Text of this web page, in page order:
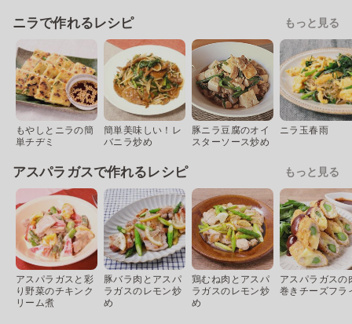
ニラで作れるレシピ もっと見る
もやしとニラの簡
単チヂミ
簡単美味しい！レ
バニラ炒め
豚ニラ豆腐のオイ
スターソース炒め
ニラ玉春雨
アスパラガスで作れるレシピ もっと見る
アスパラガスと彩
り野菜のチキンク
リーム煮
豚バラ肉とアスパ
ラガスのレモン炒
め
鶏むね肉とアスパ
ラガスのレモン炒
め
アスパラガスの
巻きチーズフラ